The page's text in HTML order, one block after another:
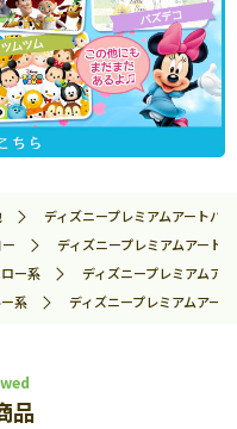
ディズニープレミアムアート
ディズニープレミアムアー
ー系
ディズニープレミアム
系 ディズニープレミアムア
品